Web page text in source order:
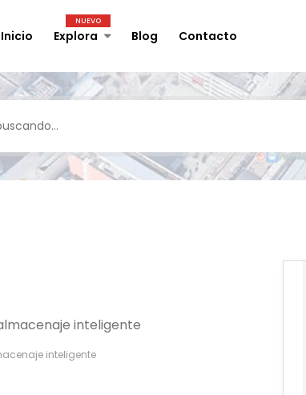
Inicio Explora
NUEVO
Blog Contacto
inteligente